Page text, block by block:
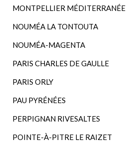
MONTPELLIER MÉDITERRANÉE
NOUMÉA LA TONTOUTA
NOUMÉA-MAGENTA
PARIS CHARLES DE GAULLE
PARIS ORLY
PAU PYRÉNÉES
PERPIGNAN RIVESALTES
POINTE-À-PITRE LE RAIZET